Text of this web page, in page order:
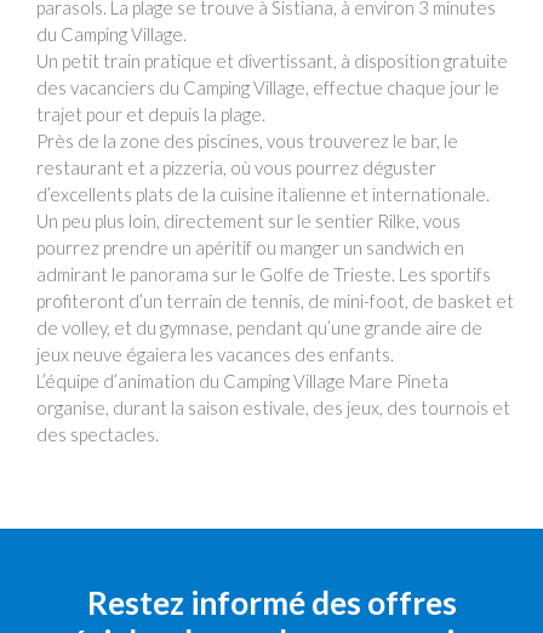
parasols. La plage se trouve à Sistiana, à environ 3 minutes
du Camping Village.
Un petit train pratique et divertissant, à disposition gratuite
des vacanciers du Camping Village, effectue chaque jour le
trajet pour et depuis la plage.
Près de la zone des piscines, vous trouverez le bar, le
restaurant et a pizzeria, où vous pourrez déguster
d’excellents plats de la cuisine italienne et internationale.
Un peu plus loin, directement sur le sentier Rilke, vous
pourrez prendre un apéritif ou manger un sandwich en
admirant le panorama sur le Golfe de Trieste. Les sportifs
profiteront d’un terrain de tennis, de mini-foot, de basket et
de volley, et du gymnase, pendant qu’une grande aire de
jeux neuve égaiera les vacances des enfants.
L’équipe d’animation du Camping Village Mare Pineta
organise, durant la saison estivale, des jeux, des tournois et
des spectacles.
Restez informé des offres